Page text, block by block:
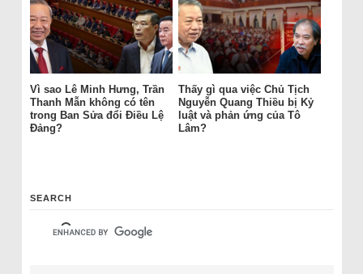
Vì sao Lê Minh Hưng, Trần
Thanh Mẫn không có tên
trong Ban Sửa đổi Điều Lệ
Đảng?
Thấy gì qua việc Chủ Tịch
Nguyễn Quang Thiều bị Kỷ
luật và phản ứng của Tô
Lâm?
SEARCH